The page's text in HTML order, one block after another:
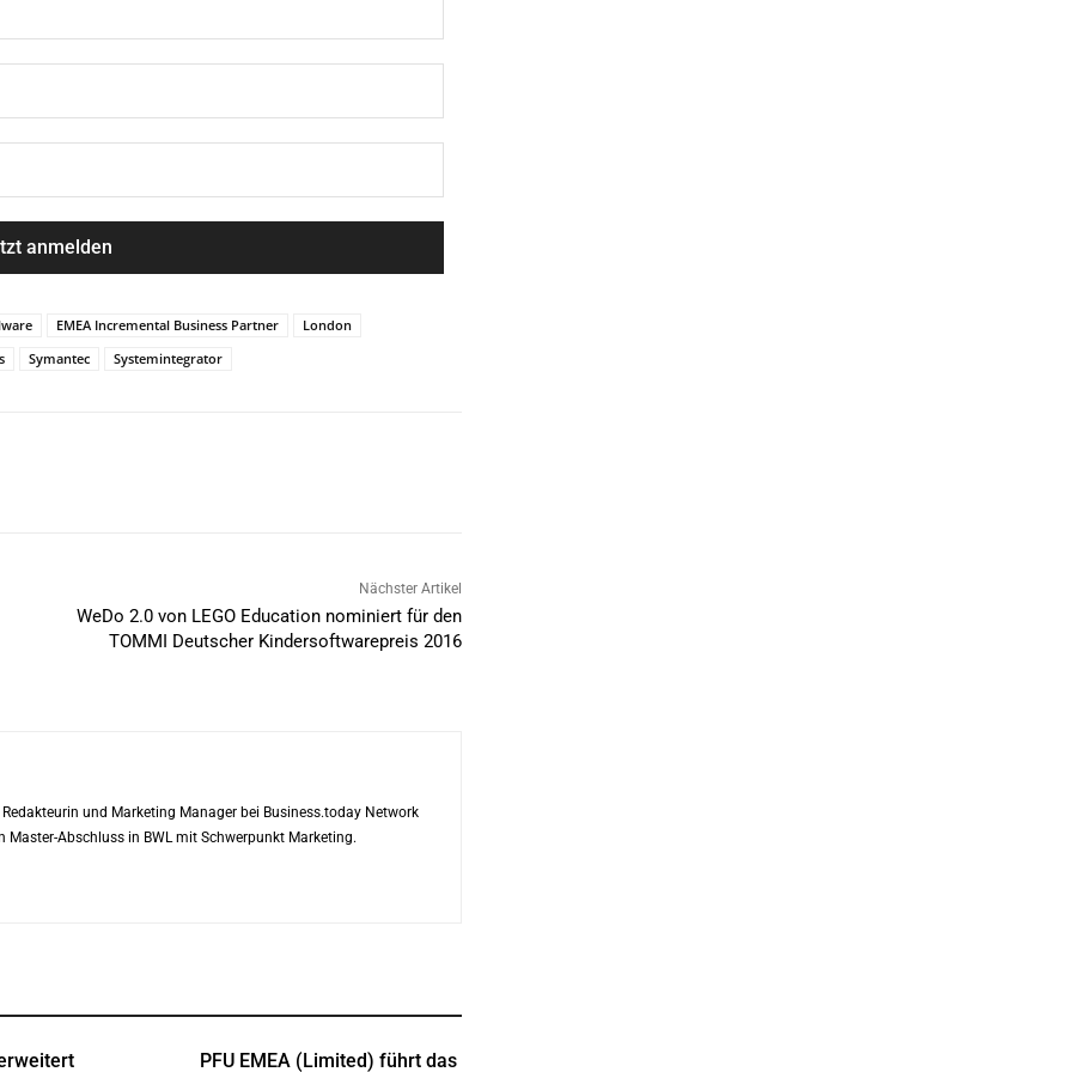
EMEA Incremental Business Partner
London
Symantec Systemintegrator
Nächster Artikel
WeDo 2.0 von LEGO Education nominiert für den
TOMMI Deutscher Kindersoftwarepreis 2016
und Marketing Manager bei Business.today Network
Master-Abschluss in BWL mit Schwerpunkt Marketing.
PFU EMEA (Limited) führt das